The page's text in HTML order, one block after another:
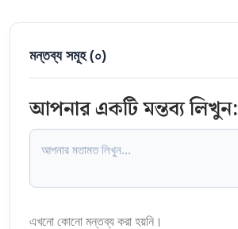
মন্তব্য সমূহ (০)
আপনার একটি মন্তব্য লিখুন:
এখনো কোনো মন্তব্য করা হয়নি।